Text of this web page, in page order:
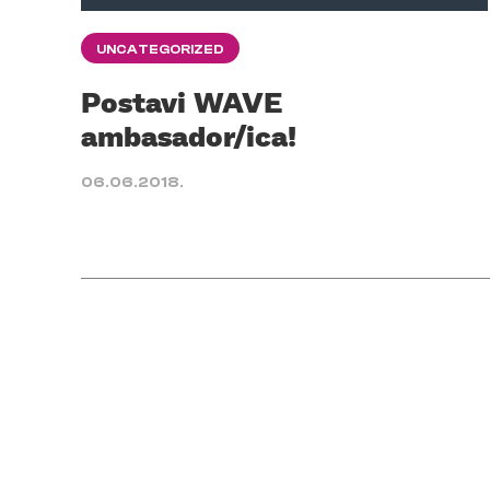
UNCATEGORIZED
Postavi WAVE
ambasador/ica!
06.06.2018.